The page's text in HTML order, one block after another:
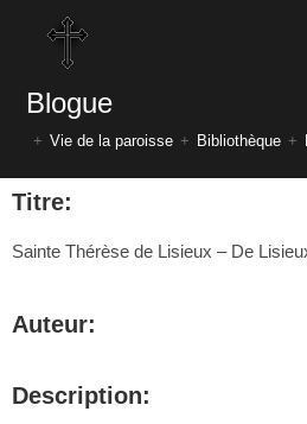
Blogue
+ Vie de la paroisse + Bibliothèque +
Titre:
Sainte Thérèse de Lisieux – De
Auteur:
Description: